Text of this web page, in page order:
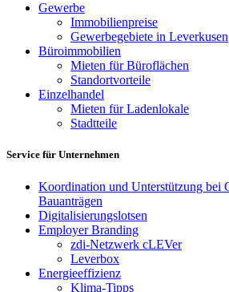
Gewerbe
Immobilienpreise
Gewerbegebiete in Leverkusen
Büroimmobilien
Mieten für Büroflächen
Standortvorteile
Einzelhandel
Mieten für Ladenlokale
Stadtteile
Service für Unternehmen
Koordination und Unterstützung bei
Bauanträgen
Digitalisierungslotsen
Employer Branding
zdi-Netzwerk cLEVer
Leverbox
Energieeffizienz
Klima-Tipps